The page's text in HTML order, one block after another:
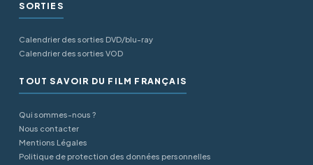
SORTIES
Calendrier des sorties DVD/blu-ray
Calendrier des sorties VOD
TOUT SAVOIR DU FILM FRANÇAIS
Qui sommes-nous ?
Nous contacter
Mentions Légales
Politique de protection des données personnelles